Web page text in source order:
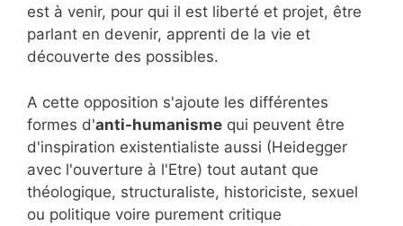
est à venir, pour qui il est liberté et projet, être
parlant en devenir, apprenti de la vie et
découverte des possibles.
A cette opposition s'ajoute les différentes
formes d'anti-humanisme qui peuvent être
d'inspiration existentialiste aussi (Heidegger
avec l'ouverture à l'Etre) tout autant que
théologique, structuraliste, historiciste, sexuel
ou politique voire purement critique